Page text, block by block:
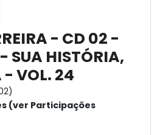
- CD 02 -
SUA HISTÓRIA,
- VOL. 24
(ver Participações